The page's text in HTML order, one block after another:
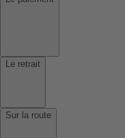
Le retrait
Sur la route